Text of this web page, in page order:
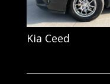
Kia Ceed